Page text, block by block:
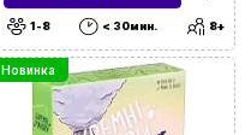
1-8 < 30мин. 8+
Новинка